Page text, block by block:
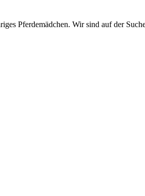
Pferdemädchen. Wir sind auf der